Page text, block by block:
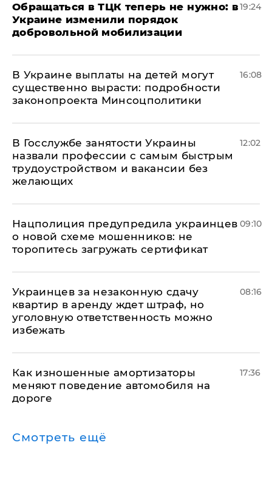
Обращаться в ТЦК теперь не нужно: в
Украине изменили порядок
добровольной мобилизации
19:24
В Украине выплаты на детей могут
существенно вырасти: подробности
законопроекта Минсоцполитики
16:08
В Госслужбе занятости Украины
назвали профессии с самым быстрым
трудоустройством и вакансии без
желающих
12:02
Нацполиция предупредила украинцев
о новой схеме мошенников: не
торопитесь загружать сертификат
09:10
Украинцев за незаконную сдачу
квартир в аренду ждет штраф, но
уголовную ответственность можно
избежать
08:16
Как изношенные амортизаторы
меняют поведение автомобиля на
дороге
17:36
Смотреть ещё